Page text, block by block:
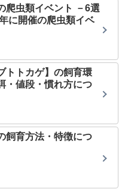
爬虫類イベント －6選
に開催の爬虫類イベ
トトカゲ】の飼育環
・値段・慣れ方につ
飼育方法・特徴につ